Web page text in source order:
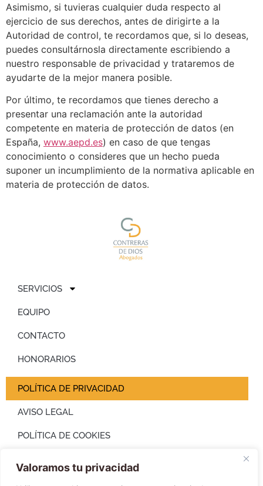
Valoramos tu privacidad
Asimismo, si tuvieras cualquier duda respecto al
ejercicio de sus derechos, antes de dirigirte a la
Autoridad de control, te recordamos que, si lo deseas,
puedes consultárnosla directamente escribiendo a
nuestro responsable de privacidad y trataremos de
ayudarte de la mejor manera posible.
Por último, te recordamos que tienes derecho a
presentar una reclamación ante la autoridad
competente en materia de protección de datos (en
España, www.aepd.es) en caso de que tengas
conocimiento o consideres que un hecho pueda
suponer un incumplimiento de la normativa aplicable en
materia de protección de datos.
SERVICIOS
EQUIPO
CONTACTO
HONORARIOS
POLÍTICA DE PRIVACIDAD
AVISO LEGAL
POLÍTICA DE COOKIES